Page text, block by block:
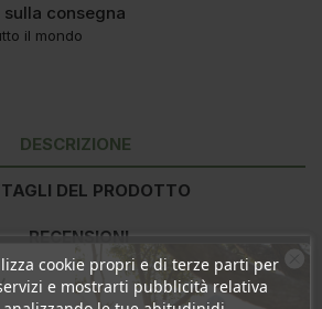
consegna
il mondo
DESCRIZIONE
DEL PRODOTTO
RECENSIONI
cookie propri e di terze parti per
e mostrarti pubblicità relativa